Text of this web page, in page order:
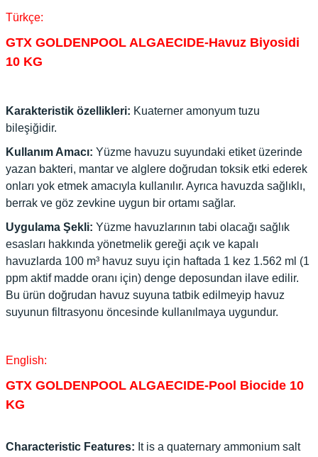
Türkçe:
GTX GOLDENPOOL ALGAECIDE-Havuz Biyosidi
10 KG
Karakteristik özellikleri: Kuaterner amonyum tuzu
bileşiğidir.
Kullanım Amacı: Yüzme havuzu suyundaki etiket üzerinde
yazan bakteri, mantar ve alglere doğrudan toksik etki ederek
onları yok etmek amacıyla kullanılır. Ayrıca havuzda sağlıklı,
berrak ve göz zevkine uygun bir ortamı sağlar.
Uygulama Şekli: Yüzme havuzlarının tabi olacağı sağlık
esasları hakkında yönetmelik gereği açık ve kapalı
havuzlarda 100 m³ havuz suyu için haftada 1 kez 1.562 ml (1
ppm aktif madde oranı için) denge deposundan ilave edilir.
Bu ürün doğrudan havuz suyuna tatbik edilmeyip havuz
suyunun filtrasyonu öncesinde kullanılmaya uygundur.
English:
GTX GOLDENPOOL ALGAECIDE-Pool Biocide 10
KG
Characteristic Features: It is a quaternary ammonium salt